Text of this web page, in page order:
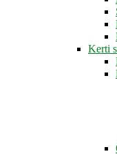
Kerti